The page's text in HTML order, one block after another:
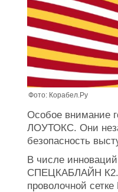
Фото: Корабел.Ру
Особое внимание
ЛОУТОКС. Они
безопасность
В числе
СПЕЦКАБЛАЙН К2.
проволочной